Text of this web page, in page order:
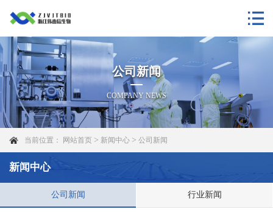
公司新闻
COMPANY NEWS
当前位置： 网站首页 > 新闻中心 > 公司新闻
新闻中心
公司新闻 行业新闻